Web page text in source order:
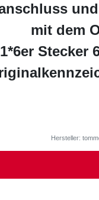
mit dem
1*6er Stecker
Hersteller: